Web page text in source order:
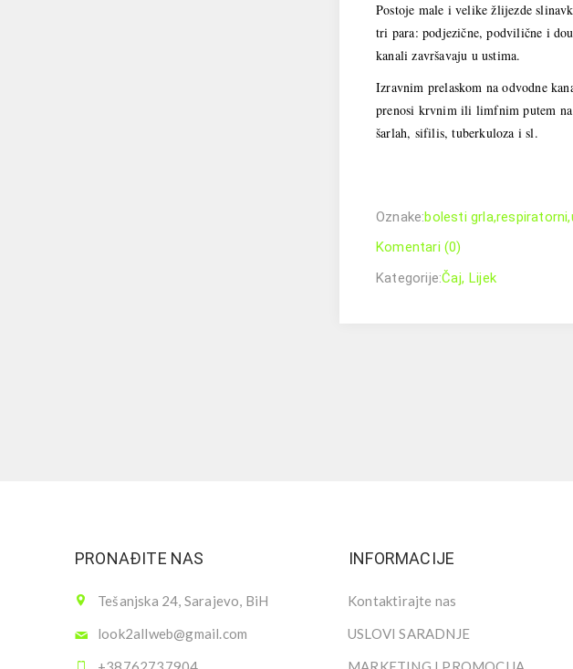
Postoje male i velike žlijezde
tri para: podjezične, podvilične i
kanali završavaju u ustima.
Izravnim prelaskom na odvodne
prenosi krvnim ili limfnim putem
šarlah, sifilis, tuberkuloza i sl.
Oznake:bolesti grla,respiratorni,
Komentari (0)
Kategorije:Čaj, Lijek
PRONAĐITE NAS
Tešanjska 24, Sarajevo, BiH
look2allweb@gmail.com
INFORMACIJE
Kontaktirajte nas
USLOVI SARADNJE